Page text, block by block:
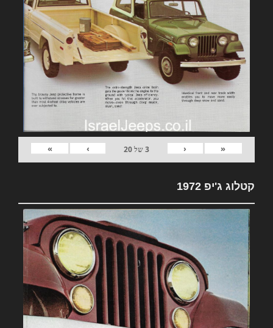
«
‹
3של20
›
»
קטלוג ג'יפ 1972